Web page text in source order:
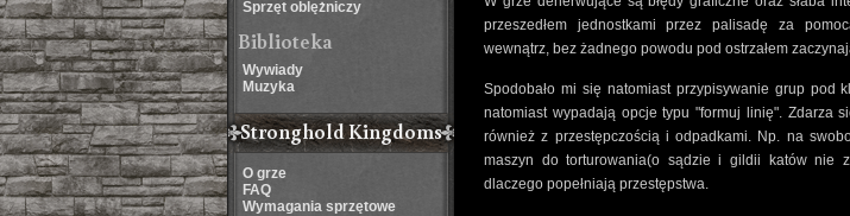
Sprzęt oblężniczy
Biblioteka
Wywiady
Muzyka
Stronghold Kingdoms
O grze
FAQ
Wymagania sprzętowe
przeszedłem jednostkami przez palisadę za
wewnątrz, bez żadnego powodu pod ostrzałem
Spodobało mi się natomiast przypisywanie grup pod
natomiast wypadają opcje typu "formuj linię". Zdarza
również z przestępczością i odpadkami. Np. na
maszyn do torturowania(o sądzie i gildii katów nie
dlaczego popełniają przestępstwa.